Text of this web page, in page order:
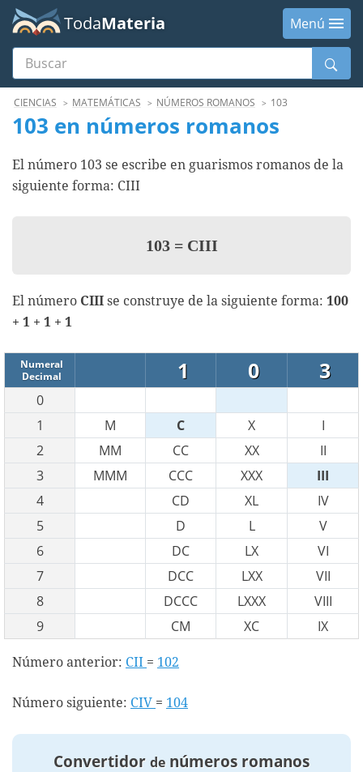
TodaMateria
Menú
Buscar
MenúCIENCIAS MATEMÁTICAS NÚMEROS ROMANOS 103
103 en números romanos
El número 103 se escribe en guarismos romanos de la
siguiente forma: CIII
103 =CIII
El número CIII se construye de la siguiente forma: 100
+ 1 + 1 + 1
Numeral
Decimal
1 0 3
0
1
M C X
I
2
MM CC XX
II
3
MMM CCC XXX
III
4
CD XL
IV
5
D L
V
6
DC LX
VI
7
DCC LXX
VII
8
DCCC LXXX
VIII
9
CM XC IX
Número anterior: CII = 102
Número siguiente: CIV = 104
Convertidor de números romanos